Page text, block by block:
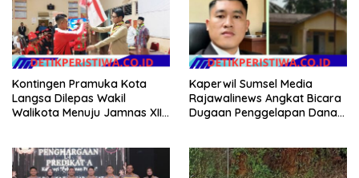
Kontingen Pramuka Kota
Langsa Dilepas Wakil
Walikota Menuju Jamnas XII
Kaperwil Sumsel Media
Rajawalinews Angkat Bicara
Dugaan Penggelapan Dana
Hilang 3 Bulan Bawa
Anggaran Pembangunan